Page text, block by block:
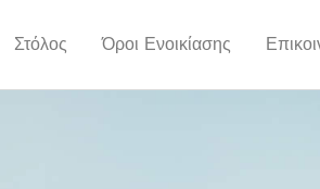
Στόλος Όροι Ενοικίασης